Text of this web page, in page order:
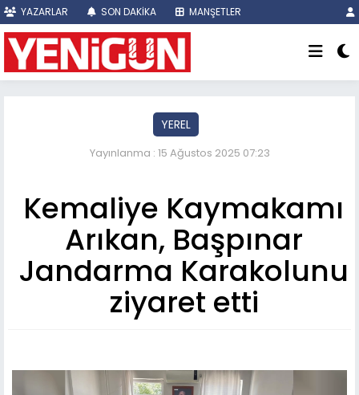
YAZARLAR SON DAKİKA MANŞETLER
YEREL
Yayınlanma : 15 Ağustos 2025 07:23
Kemaliye Kaymakamı
Arıkan, Başpınar
Jandarma Karakolunu
ziyaret etti